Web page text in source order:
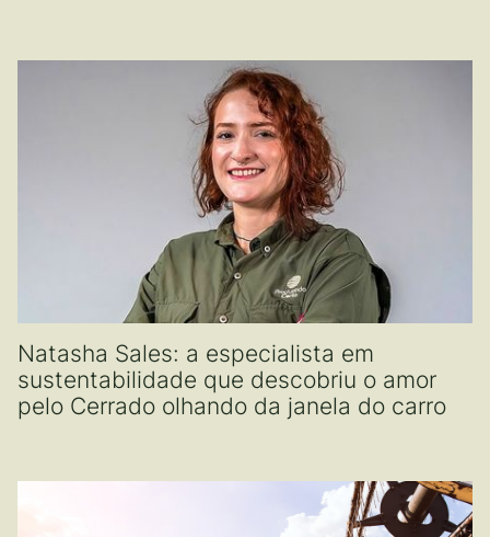
Natasha Sales: a especialista em
sustentabilidade que descobriu o amor
pelo Cerrado olhando da janela do carro